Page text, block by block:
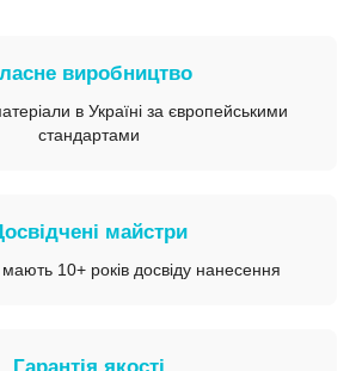
виробництво
в Україні за європейськими
стандартами
майстри
10+ років досвіду нанесення